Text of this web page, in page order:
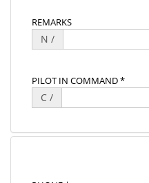
REMARKS
N /
PILOT IN COMMAND *
C /